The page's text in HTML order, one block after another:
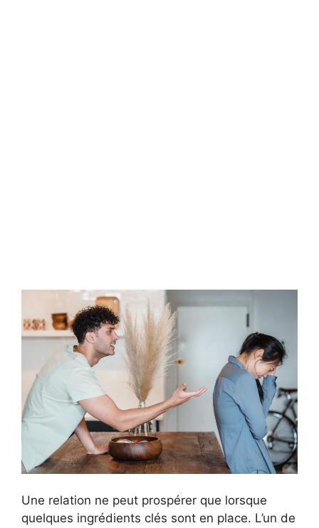
Une relation ne peut prospérer que lorsque
quelques ingrédients clés sont en place. L’un de